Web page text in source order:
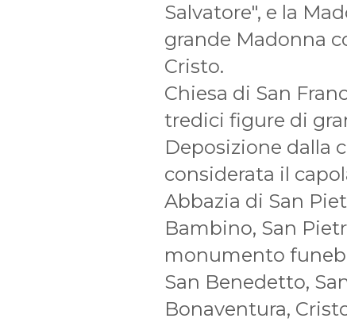
Salvatore", e la
grande Madonna
Cristo.
Chiesa di San
tredici figure di
Deposizione dalla
considerata il
Abbazia di San
Bambino, San
monumento
San Benedetto,
Bonaventura,